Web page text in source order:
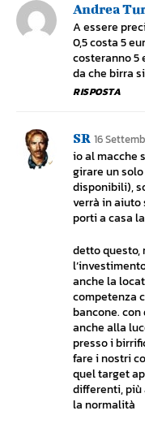
Andrea
A essere
0,5 costa 5
costeranno 5
da che birra
RISPOSTA
SR 16
io al macche
girare un
disponibili),
verrà in aiuto
porti a casa
detto questo,
anche la
competenza
bancone.
anche alla
presso i
fare i nostri
quel target
differenti, più
la normalità